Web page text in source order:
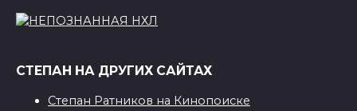
СТЕПАН НА ДРУГИХ САЙТАХ
Степан Ратников на Кинопоиске